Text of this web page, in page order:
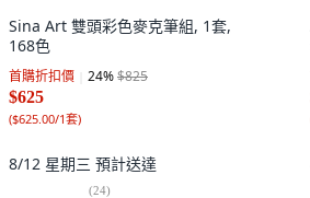
Sina Art 雙頭彩色麥克筆組, 1套,
168色
首購折扣價 24%$825
$625
($625.00/1套)
8/12 星期三 預計送達
(24)